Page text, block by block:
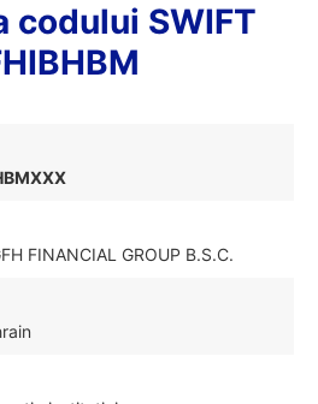
codului SWIFT
FINANCIAL GROUP B.S.C.